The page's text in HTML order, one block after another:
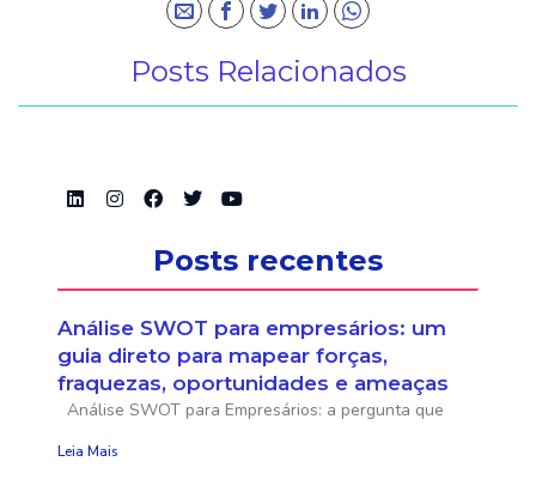
Posts Relacionados
Posts recentes
Análise SWOT para empresários: um
guia direto para mapear forças,
fraquezas, oportunidades e ameaças
Análise SWOT para Empresários: a pergunta que
Leia Mais